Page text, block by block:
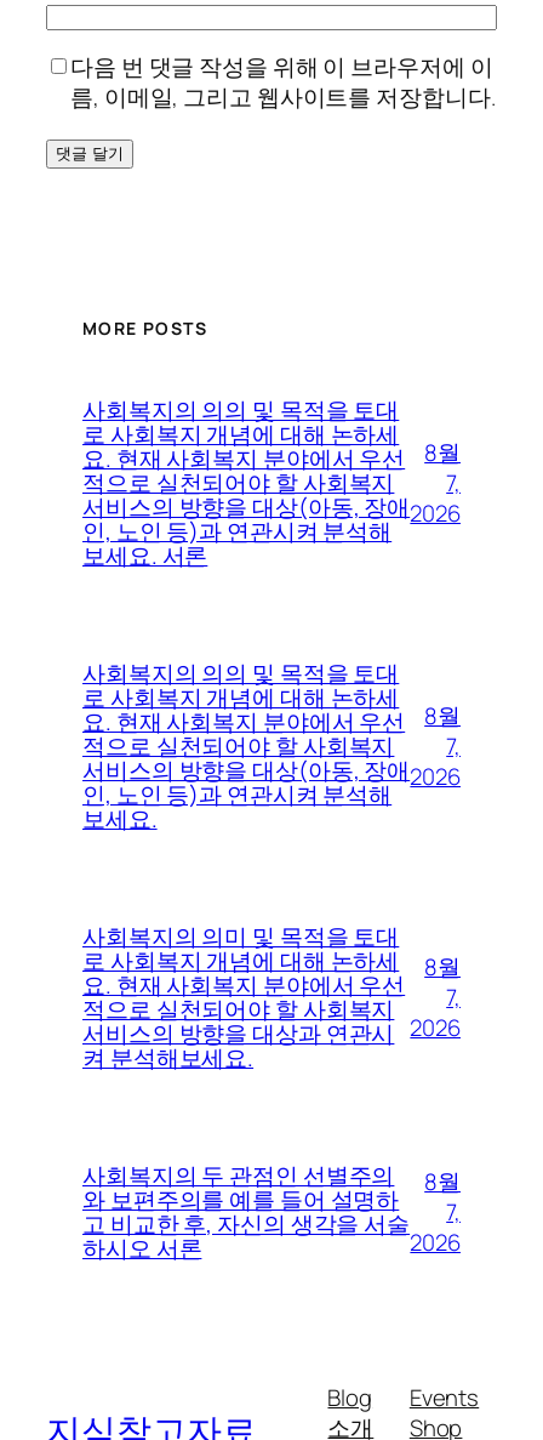
다음 번 댓글 작성을 위해 이 브라우저에 이
름, 이메일, 그리고 웹사이트를 저장합니다.
MORE POSTS
사회복지의 의의 및 목적을 토대
로 사회복지 개념에 대해 논하세
요. 현재 사회복지 분야에서 우선
적으로 실천되어야 할 사회복지
서비스의 방향을 대상(아동, 장애
인, 노인 등)과 연관시켜 분석해
보세요. 서론
8월
7,
2026
사회복지의 의의 및 목적을 토대
로 사회복지 개념에 대해 논하세
요. 현재 사회복지 분야에서 우선
적으로 실천되어야 할 사회복지
서비스의 방향을 대상(아동, 장애
인, 노인 등)과 연관시켜 분석해
보세요.
8월
7,
2026
사회복지의 의미 및 목적을 토대
로 사회복지 개념에 대해 논하세
요. 현재 사회복지 분야에서 우선
적으로 실천되어야 할 사회복지
서비스의 방향을 대상과 연관시
켜 분석해보세요.
8월
7,
2026
사회복지의 두 관점인 선별주의
와 보편주의를 예를 들어 설명하
고 비교한 후, 자신의 생각을 서술
하시오 서론
8월
7,
2026
Blog
소개
Events
Shop